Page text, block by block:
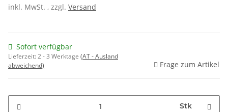
inkl. MwSt. , zzgl. Versand
Sofort verfügbar
Lieferzeit:2 - 3 Werktage (AT - Ausland
abweichend)
Frage zum Artikel
Stk